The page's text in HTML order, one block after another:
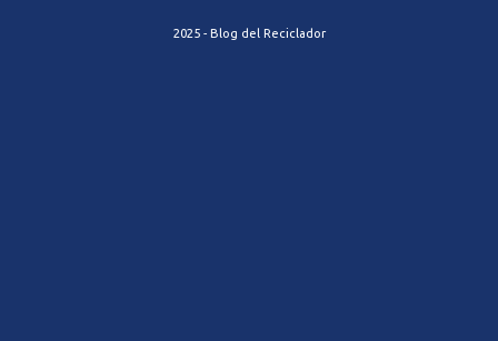
2025 - Blog del Reciclador